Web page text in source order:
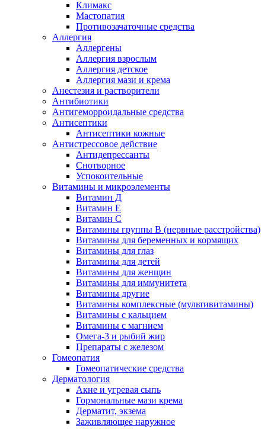
Климакс
Мастопатия
Противозачаточные средства
Аллергия
Аллергены
Аллергия взрослым
Аллергия детское
Аллергия мази и крема
Анестезия и растворители
Антибиотики
Антигеморроидальные средства
Антисептики
Антисептики кожные
Антистрессовое действие
Антидепрессанты
Снотворное
Успокоительные
Витамины и микроэлементы
Витамин Д
Витамин Е
Витамин С
Витамины группы В (нервные расстройства)
Витамины для беременных и кормящих
Витамины для глаз
Витамины для детей
Витамины для женщин
Витамины для иммунитета
Витамины другие
Витамины комплексные (мультивитамины)
Витамины с кальцием
Витамины с магнием
Омега-3 и рыбий жир
Препараты с железом
Гомеопатия
Гомеопатические средства
Дерматология
Акне и угревая сыпь
Гормональные мази крема
Дерматит, экзема
Заживляющее наружное